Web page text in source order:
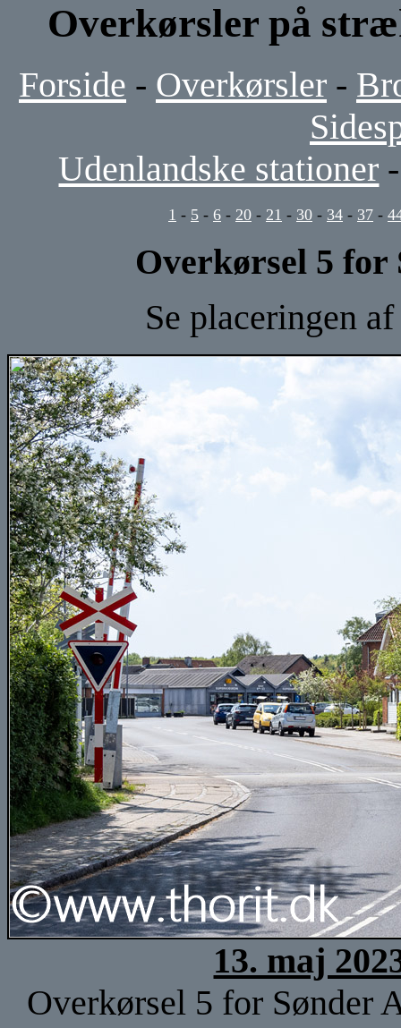
Overkørsler på
Forside - Overkørsler -
Udenlandske stationer
1 - 5 - 6 - 20 - 21 - 30 - 34 - 37 -
Overkørsel 5 for
Se placeringen
13. maj
Overkørsel 5 for Sønder